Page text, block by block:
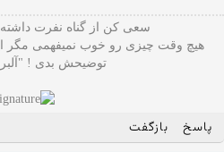
سعی کن از گناه نفرت داشته
هیچ وقت چیزی رو خوب نمیفهمی مگر
توضیحش بدی !
پاسخ بازگفت